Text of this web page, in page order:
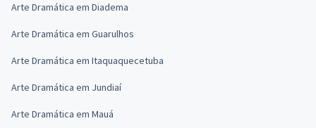
Arte Dramática em Diadema
Arte Dramática em Guarulhos
Arte Dramática em Itaquaquecetuba
Arte Dramática em Jundiaí
Arte Dramática em Mauá